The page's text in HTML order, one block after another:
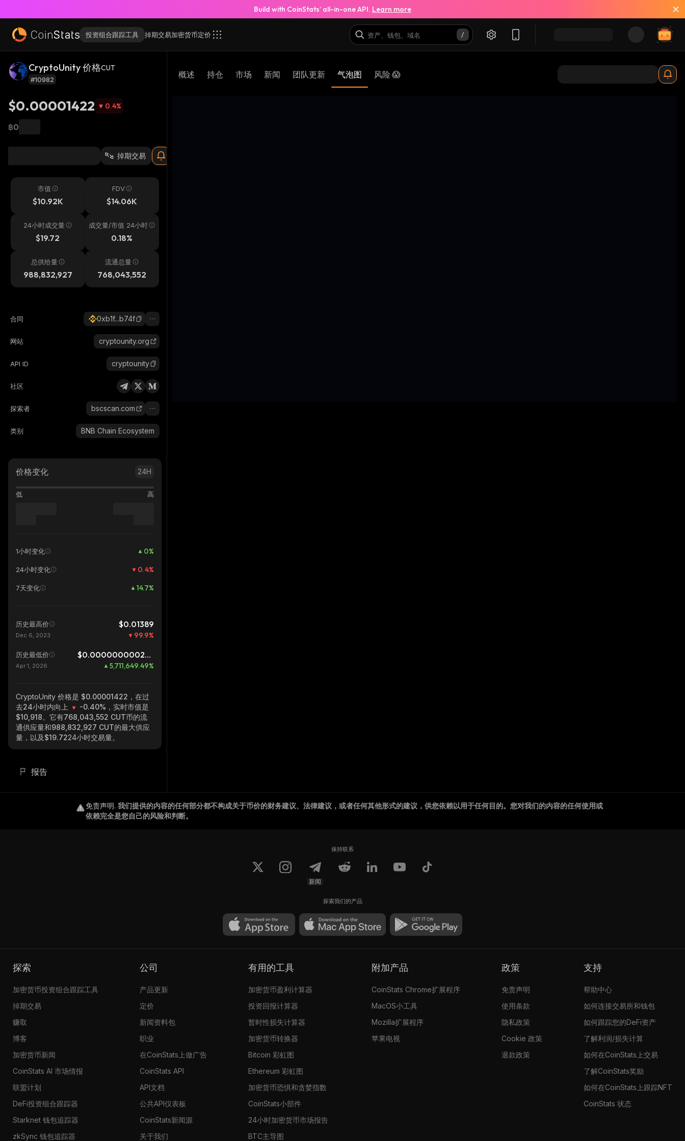
Build with CoinStats’ all-in-one API. Learn more
投资组合跟踪工具 掉期交易加密货币定价
CryptoUnity 价格CUT
#10982
$0.00001422 0.4%
฿0
掉期交易
市值
$10.92K
FDV
$14.06K
24小时成交量
$19.72
成交量/市值 24小时
0.18%
总供给量
988,832,927
流通总量
768,043,552
合同 0xb1f...b74f
网站 cryptounity.org
API ID cryptounity
社区
探索者 bscscan.com
类别 BNB Chain Ecosystem
价格变化 24H
低 高
1小时变化 0%
24小时变化 0.4%
7天变化 14.7%
历史最高价 $0.01389
Dec 6, 2023 99.9%
历史最低价 $0.0000000002489
Apr 1, 2026 5,711,649.49%
CryptoUnity 价格是 $0.00001422，在过
去24小时内向上
-0.40% ，实时市值是
$10,918。它有768,043,552 CUT币的流
通供应量和988,832,927 CUT的最大供应
量，以及$19.7224小时交易量。
报告
概述 持仓 市场 新闻 团队更新 气泡图 风险 😱
免责声明. 我们提供的内容的任何部分都不构成关于币价的财务建议、法律建议，或者任何其他形式的建议，供您依赖以用于任何目的。您对我们的内容的任何使用或
依赖完全是您自己的风险和判断。
保持联系
新闻
探索我们的产品
探索
加密货币投资组合跟踪工具
掉期交易
赚取
博客
加密货币新闻
CoinStats AI 市场情报
联盟计划
DeFi投资组合跟踪器
Starknet 钱包追踪器
zkSync 钱包追踪器
公司
产品更新
定价
新闻资料包
职业
在CoinStats上做广告
CoinStats API
API文档
公共API仪表板
CoinStats新闻源
关于我们
有用的工具
加密货币盈利计算器
投资回报计算器
暂时性损失计算器
加密货币转换器
Bitcoin 彩虹图
Ethereum 彩虹图
加密货币恐惧和贪婪指数
CoinStats小部件
24小时加密货币市场报告
BTC主导图
附加产品
CoinStats Chrome扩展程序
MacOS小工具
Mozilla扩展程序
苹果电视
政策
免责声明
使用条款
隐私政策
Cookie 政策
退款政策
支持
帮助中心
如何连接交易所和钱包
如何跟踪您的DeFi资产
了解利润/损失计算
如何在CoinStats上交易
了解CoinStats奖励
如何在CoinStats上跟踪NFT
CoinStats 状态